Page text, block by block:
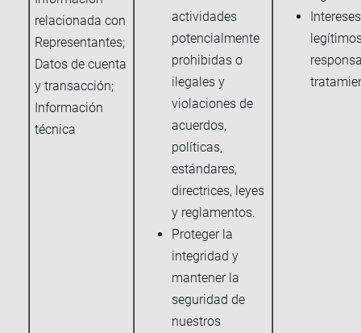
relacionada con
Representantes;
Datos de cuenta
y transacción;
Información
técnica
actividades
potencialmente
prohibidas o
ilegales y
violaciones de
acuerdos,
políticas,
estándares,
directrices, leyes
y reglamentos.
Proteger la
integridad y
mantener la
seguridad de
nuestros
Intereses